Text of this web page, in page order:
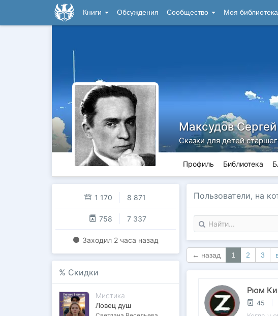
Книги Обсуждения Сообщество Моя библиотека
Максудов
Сказки для детей
Профиль Библиотека
1 170 8 871
758 7 337
Заходил 2 часа назад
% Скидки
Мистика
Ловец душ
Пользователи, на
← назад 1 2 3
Рюм
45